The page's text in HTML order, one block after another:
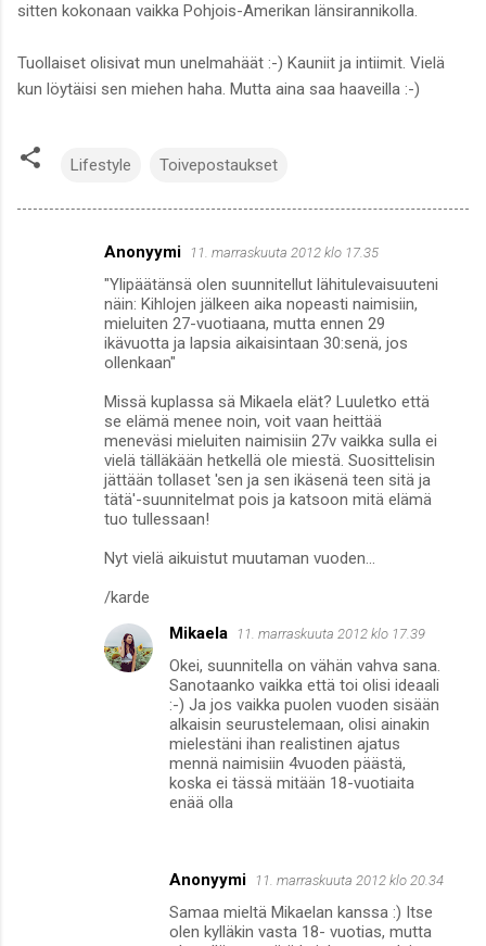
sitten kokonaan vaikka Pohjois-Amerikan länsirannikolla.
Tuollaiset olisivat mun unelmahäät :-) Kauniit ja intiimit. Vielä
kun löytäisi sen miehen haha. Mutta aina saa haaveilla :-)
Lifestyle Toivepostaukset
Anonyymi 11. marraskuuta 2012 klo 17.35
"Ylipäätänsä olen suunnitellut lähitulevaisuuteni
näin: Kihlojen jälkeen aika nopeasti naimisiin,
mieluiten 27-vuotiaana, mutta ennen 29
ikävuotta ja lapsia aikaisintaan 30:senä, jos
ollenkaan"
Missä kuplassa sä Mikaela elät? Luuletko että
se elämä menee noin, voit vaan heittää
meneväsi mieluiten naimisiin 27v vaikka sulla ei
vielä tälläkään hetkellä ole miestä. Suosittelisin
jättään tollaset 'sen ja sen ikäsenä teen sitä ja
tätä'-suunnitelmat pois ja katsoon mitä elämä
tuo tullessaan!
Nyt vielä aikuistut muutaman vuoden...
/karde
Mikaela
11. marraskuuta 2012 klo 17.39
Okei, suunnitella on vähän vahva sana.
Sanotaanko vaikka että toi olisi ideaali
:-) Ja jos vaikka puolen vuoden sisään
alkaisin seurustelemaan, olisi ainakin
mielestäni ihan realistinen ajatus
mennä naimisiin 4vuoden päästä,
koska ei tässä mitään 18-vuotiaita
enää olla
Anonyymi 11. marraskuuta 2012 klo 20.34
Samaa mieltä Mikaelan kanssa :) Itse
olen kylläkin vasta 18- vuotias, mutta